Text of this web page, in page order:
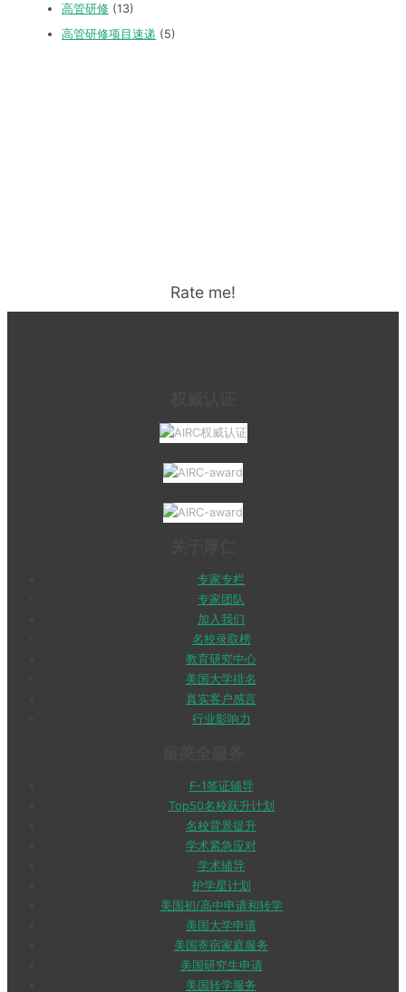
高管研修 (13)
高管研修项目速递 (5)
Rate me!
专家专栏
专家团队
加入我们
名校录取榜
教育研究中心
美国大学排名
真实客户感言
行业影响力
F-1签证辅导
Top50名校跃升计划
名校背景提升
学术紧急应对
学术辅导
护学星计划
美国初/高中申请和转学
美国大学申请
美国寄宿家庭服务
美国研究生申请
美国转学服务